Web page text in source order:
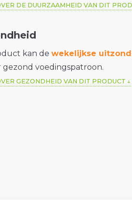
DE DUURZAAMHEID VAN DIT
kan dewekelijkse
gezond voedingspatroon.
GEZONDHEID VAN DIT PRODUCT